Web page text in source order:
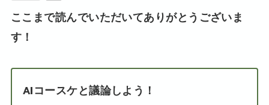
ここまで読んでいただいてありがとうございま
す！
AIコースケと議論しよう！